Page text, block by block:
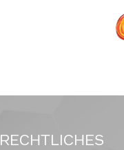
RECHTLICHES